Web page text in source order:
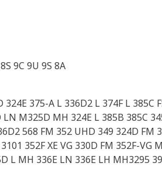
9C 9U 9S 8A
375-A L 336D2 L 374F L 385C
M325D MH 324E L 385B 385C
568 FM 352 UHD 349 324D
352F XE VG 330D FM 352F-
L MH 336E LN 336E LH MH3295